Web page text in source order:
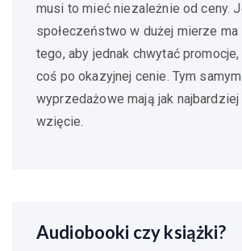
musi to mieć niezależnie od ceny.
społeczeństwo w dużej mierze ma
tego, aby jednak chwytać
coś po okazyjnej cenie. Tym
wyprzedażowe mają jak
wzięcie.
Audiobooki czy książki?